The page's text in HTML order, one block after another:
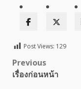
Post Views: 129
Post
Previous
เรื่องก่อนหน้า